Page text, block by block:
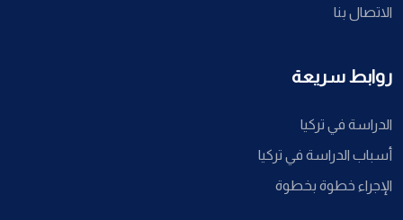
الاتصال بنا
روابط سريعة
الدراسة في تركيا
أسباب الدراسة في تركيا
الإجراء خطوة بخطوة